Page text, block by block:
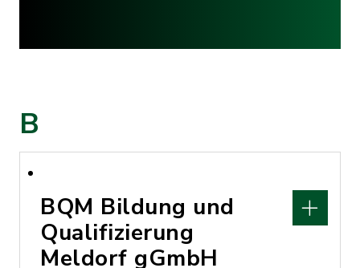
B
BQM Bildung und
Qualifizierung
Meldorf gGmbH